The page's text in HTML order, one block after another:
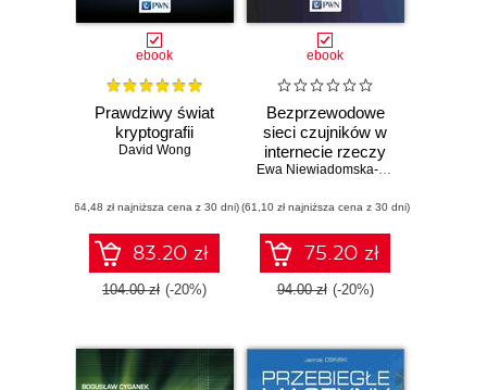
ebook
Prawdziwy świat
kryptografii
David Wong
(64,48 zł najniższa cena z 30 dni)
83.20 zł
104.00 zł (-20%)
ebook
Bezprzewodowe
sieci czujników w
internecie rzeczy
Ewa Niewiadomska-Szynkiewicz
(61,10 zł najniższa cena z 30 dni)
75.20 zł
94.00 zł (-20%)